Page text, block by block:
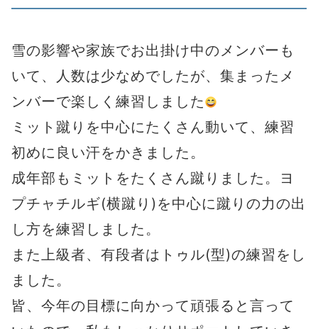
雪の影響や家族でお出掛け中のメンバーも
いて、人数は少なめでしたが、集まったメ
ンバーで楽しく練習しました
ミット蹴りを中心にたくさん動いて、練習
初めに良い汗をかきました。
成年部もミットをたくさん蹴りました。ヨ
プチャチルギ(横蹴り)を中心に蹴りの力の出
し方を練習しました。
また上級者、有段者はトゥル(型)の練習をし
ました。
皆、今年の目標に向かって頑張ると言って